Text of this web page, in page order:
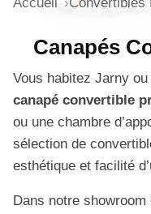
Canapés
Vous habitez Jarny
canapé convertible
ou une chambre
sélection de
esthétique et facilité
Dans notre